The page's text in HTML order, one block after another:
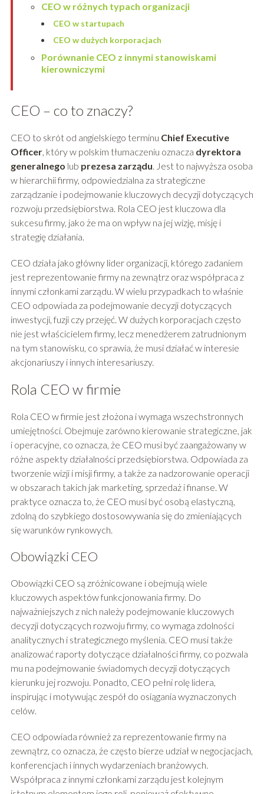
CEO w różnych typach organizacji
CEO w startupach
CEO w dużych korporacjach
Porównanie CEO z innymi stanowiskami
kierowniczymi
CEO – co to znaczy?
CEO to skrót od angielskiego terminu Chief Executive
Officer, który w polskim tłumaczeniu oznacza dyrektora
generalnego lub prezesa zarządu. Jest to najwyższa osoba
w hierarchii firmy, odpowiedzialna za strategiczne
zarządzanie i podejmowanie kluczowych decyzji dotyczących
rozwoju przedsiębiorstwa. Rola CEO jest kluczowa dla
sukcesu firmy, jako że ma on wpływ na jej wizję, misję i
strategię działania.
CEO działa jako główny lider organizacji, którego zadaniem
jest reprezentowanie firmy na zewnątrz oraz współpraca z
innymi członkami zarządu. W wielu przypadkach to właśnie
CEO odpowiada za podejmowanie decyzji dotyczących
inwestycji, fuzji czy przejęć. W dużych korporacjach często
nie jest właścicielem firmy, lecz menedżerem zatrudnionym
na tym stanowisku, co sprawia, że musi działać w interesie
akcjonariuszy i innych interesariuszy.
Rola CEO w firmie
Rola CEO w firmie jest złożona i wymaga wszechstronnych
umiejętności. Obejmuje zarówno kierowanie strategiczne, jak
i operacyjne, co oznacza, że CEO musi być zaangażowany w
różne aspekty działalności przedsiębiorstwa. Odpowiada za
tworzenie wizji i misji firmy, a także za nadzorowanie operacji
w obszarach takich jak marketing, sprzedaż i finanse. W
praktyce oznacza to, że CEO musi być osobą elastyczną,
zdolną do szybkiego dostosowywania się do zmieniających
się warunków rynkowych.
Obowiązki CEO
Obowiązki CEO są zróżnicowane i obejmują wiele
kluczowych aspektów funkcjonowania firmy. Do
najważniejszych z nich należy podejmowanie kluczowych
decyzji dotyczących rozwoju firmy, co wymaga zdolności
analitycznych i strategicznego myślenia. CEO musi także
analizować raporty dotyczące działalności firmy, co pozwala
mu na podejmowanie świadomych decyzji dotyczących
kierunku jej rozwoju. Ponadto, CEO pełni rolę lidera,
inspirując i motywując zespół do osiągania wyznaczonych
celów.
CEO odpowiada również za reprezentowanie firmy na
zewnątrz, co oznacza, że często bierze udział w negocjacjach,
konferencjach i innych wydarzeniach branżowych.
Współpraca z innymi członkami zarządu jest kolejnym